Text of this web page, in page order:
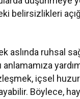
belirsizlikleri
aslında ruhsal
içsel
Böylece,